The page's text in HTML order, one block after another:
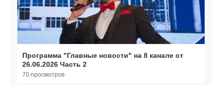
Программа "Главные новости" на 8 канале от
26.06.2026 Часть 2
70 просмотров